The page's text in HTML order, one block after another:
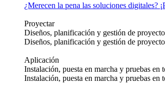
¿Merecen la pena las soluciones digitales?
Proyectar
Diseños, planificación y gestión de
Diseños, planificación y gestión de
Aplicación
Instalación, puesta en marcha y pruebas en
Instalación, puesta en marcha y pruebas en